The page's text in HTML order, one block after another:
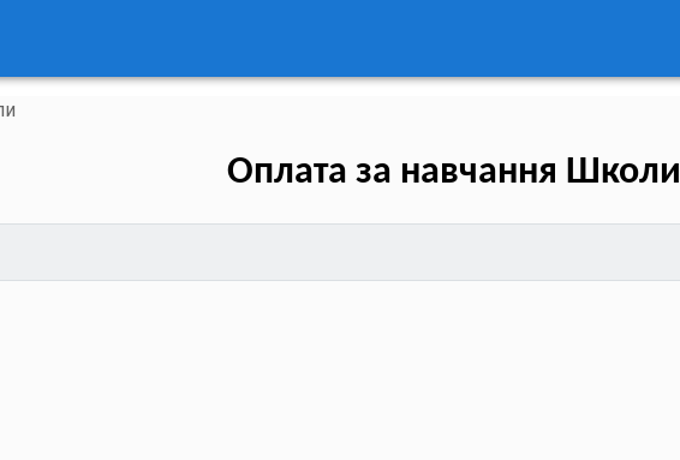
Оплата за навчання Школи